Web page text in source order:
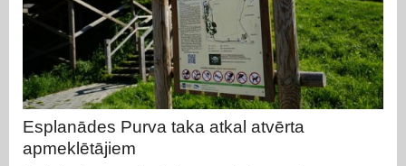
Esplanādes Purva taka atkal atvērta
apmeklētājiem